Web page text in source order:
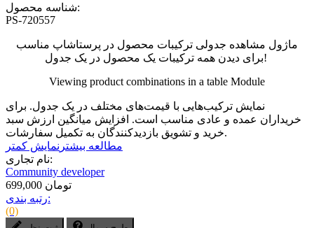
شناسه محصول:
PS-720557
ماژول مشاهده جدولی ترکیبات محصول در پرستاشاپ مناسب
برای دیدن همه ترکیبات یک محصول در یک جدول!
Viewing product combinations in a table Module
نمایش ترکیب‌هایی با قیمت‌های مختلف در یک جدول. برای
خریداران عمده و عادی مناسب است. افزایش میانگین ارزش سبد
خرید و تشویق بازدیدکنندگان به تکمیل سفارشات.
مطالعه بیشتر نمایش کمتر
نام تجاری:
Community developer
699,000 تومان
رتبه بندی:
(0)